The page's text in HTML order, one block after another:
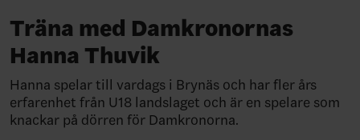
Träna med Damkronornas
Hanna Thuvik
Hanna spelar till vardags i Brynäs och har fler års
erfarenhet från U18 landslaget och är en spelare som
knackar på dörren för Damkronorna.